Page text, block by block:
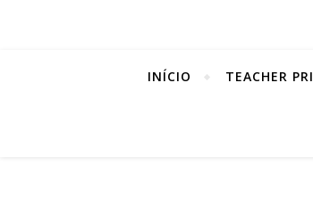
INÍCIO TEACHER PRI